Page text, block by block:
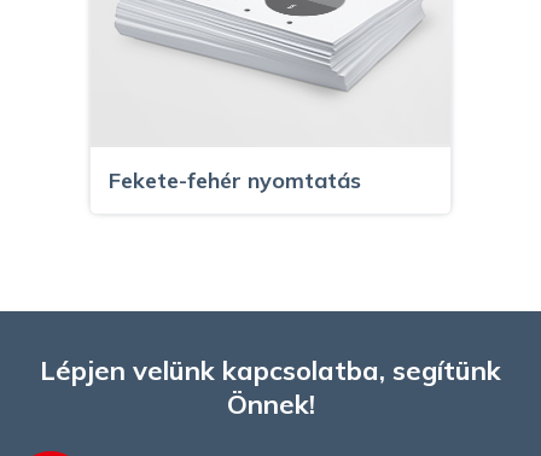
Fekete-fehér nyomtatás
Lépjen velünk kapcsolatba, segítünk
Önnek!